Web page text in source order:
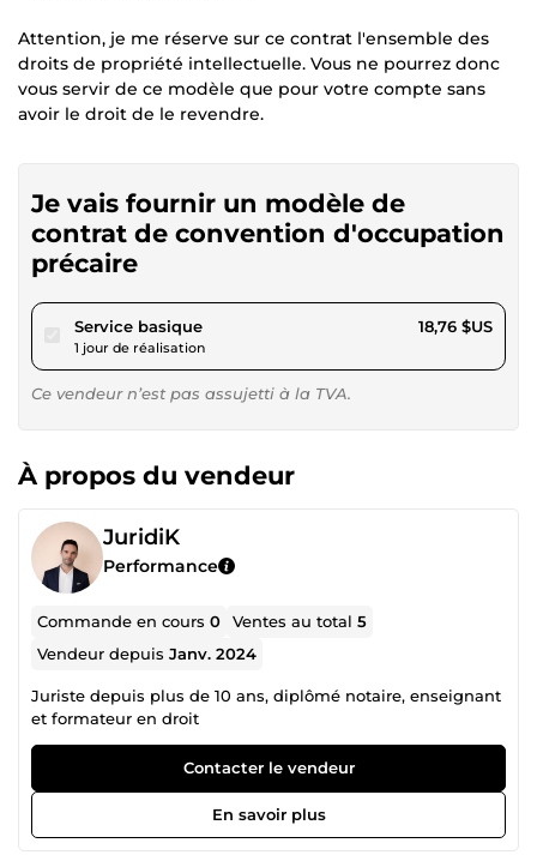
Attention, je me réserve sur ce contrat l'ensemble des
droits de propriété intellectuelle. Vous ne pourrez donc
vous servir de ce modèle que pour votre compte sans
avoir le droit de le revendre.
Je vais fournir un modèle de
contrat de convention d'occupation
précaire
Service basiquepour 17,28 $US
1 jour de réalisation
18,76 $US
Ce vendeur n’est pas assujetti à la TVA.
À propos du vendeur
JuridiK
Performance
Commande en cours0 Ventes au total5
Vendeur depuisJanv. 2024
Juriste depuis plus de 10 ans, diplômé notaire, enseignant
et formateur en droit
Contacter le vendeur
En savoir plus